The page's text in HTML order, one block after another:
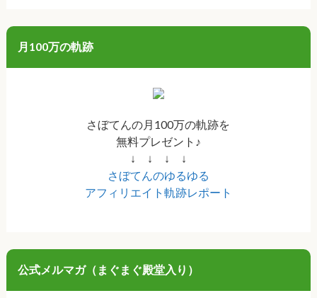
月100万の軌跡
さぼてんの月100万の軌跡を
無料プレゼント♪
↓ ↓ ↓ ↓
さぼてんのゆるゆる
アフィリエイト軌跡レポート
公式メルマガ（まぐまぐ殿堂入り）